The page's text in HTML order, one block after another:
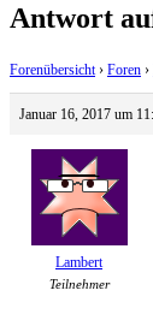
Antwort
Forenübersicht › Foren ›
Januar 16, 2017 um
Lambert
Teilnehmer